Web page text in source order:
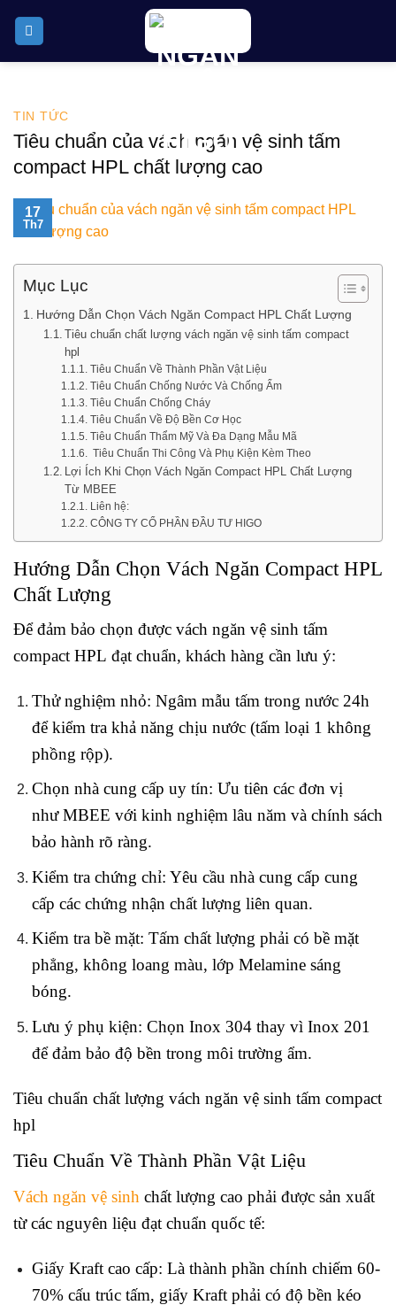
TIN TỨC
Tiêu chuẩn của vách ngăn vệ sinh tấm
compact HPL chất lượng cao
17
Th7
Mục Lục
Hướng Dẫn Chọn Vách Ngăn Compact HPL Chất Lượng
Tiêu chuẩn chất lượng vách ngăn vệ sinh tấm compact
hpl
Tiêu Chuẩn Về Thành Phần Vật Liệu
Tiêu Chuẩn Chống Nước Và Chống Ẩm
Tiêu Chuẩn Chống Cháy
Tiêu Chuẩn Về Độ Bền Cơ Học
Tiêu Chuẩn Thẩm Mỹ Và Đa Dạng Mẫu Mã
Tiêu Chuẩn Thi Công Và Phụ Kiện Kèm Theo
Lợi Ích Khi Chọn Vách Ngăn Compact HPL Chất Lượng
Từ MBEE
Liên hệ:
CÔNG TY CỔ PHẦN ĐẦU TƯ HIGO
Hướng Dẫn Chọn Vách Ngăn Compact HPL
Chất Lượng
Để đảm bảo chọn được vách ngăn vệ sinh tấm
compact HPL đạt chuẩn, khách hàng cần lưu ý:
Thử nghiệm nhỏ: Ngâm mẫu tấm trong nước 24h
để kiểm tra khả năng chịu nước (tấm loại 1 không
phồng rộp).
Chọn nhà cung cấp uy tín: Ưu tiên các đơn vị
như MBEE với kinh nghiệm lâu năm và chính sách
bảo hành rõ ràng.
Kiểm tra chứng chỉ: Yêu cầu nhà cung cấp cung
cấp các chứng nhận chất lượng liên quan.
Kiểm tra bề mặt: Tấm chất lượng phải có bề mặt
phẳng, không loang màu, lớp Melamine sáng
bóng.
Lưu ý phụ kiện: Chọn Inox 304 thay vì Inox 201
để đảm bảo độ bền trong môi trường ẩm.
Tiêu chuẩn chất lượng vách ngăn vệ sinh tấm compact
hpl
Tiêu Chuẩn Về Thành Phần Vật Liệu
Vách ngăn vệ sinh chất lượng cao phải được sản xuất
từ các nguyên liệu đạt chuẩn quốc tế:
Giấy Kraft cao cấp: Là thành phần chính chiếm 60-
70% cấu trúc tấm, giấy Kraft phải có độ bền kéo